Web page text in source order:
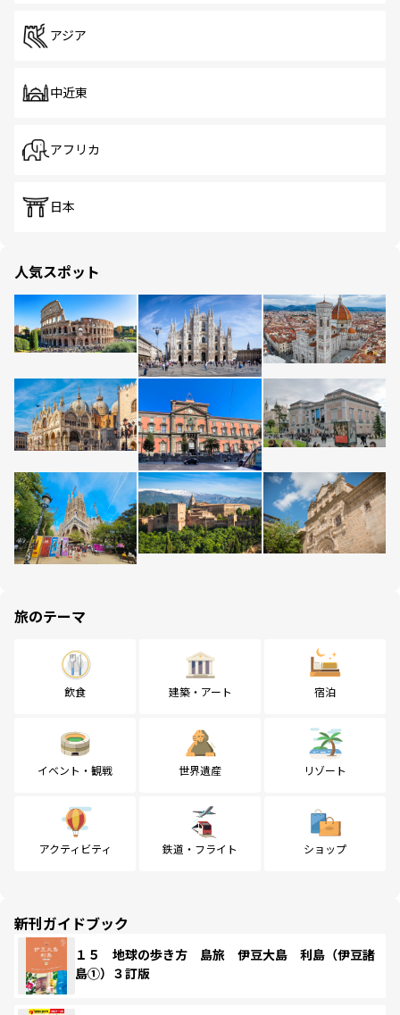
アジア
中近東
アフリカ
日本
人気スポット
旅のテーマ
飲食 建築・アート 宿泊
イベント・観戦 世界遺産 リゾート
アクティビティ 鉄道・フライト ショップ
新刊ガイドブック
１５ 地球の歩き方 島旅 伊豆大島 利島（伊豆諸
島①）３訂版